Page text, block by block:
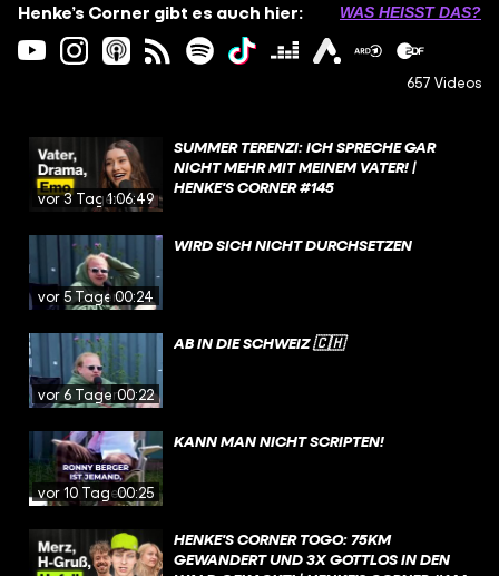
Henke’s Corner gibt es auch hier:
WAS HEISST DAS?
657 Videos
vor 3 Tagen1:06:49
SUMMER TERENZI: ICH SPRECHE GAR
NICHT MEHR MIT MEINEM VATER! |
HENKE'S CORNER #145
vor 5 Tagen00:24
WIRD SICH NICHT DURCHSETZEN
vor 6 Tagen00:22
AB IN DIE SCHWEIZ 🇨🇭
vor 10 Tagen00:25
KANN MAN NICHT SCRIPTEN!
HENKE'S CORNER TOGO: 75KM
GEWANDERT UND 3X GOTTLOS IN DEN